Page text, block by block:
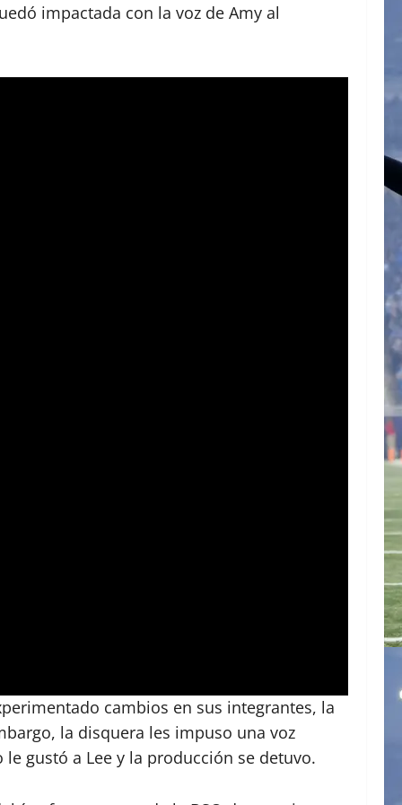
impactada con la voz de Amy al
cambios en sus integrantes, la
la disquera les impuso una voz
gustó a Lee y la producción se detuvo.